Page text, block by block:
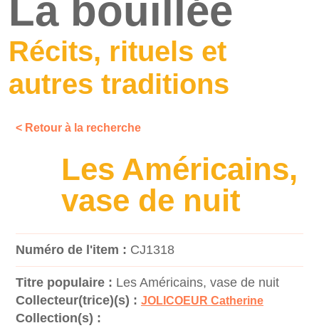
La bouillée
Récits, rituels et
autres traditions
< Retour à la recherche
Les Américains,
vase de nuit
Numéro de l'item : CJ1318
Titre populaire : Les Américains, vase de nuit
Collecteur(trice)(s) : JOLICOEUR Catherine
Collection(s) :